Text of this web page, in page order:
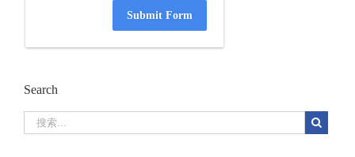
Submit Form
Search